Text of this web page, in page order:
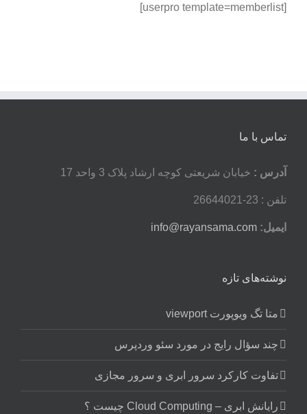
[userpro template=memberlist]
تماس با ما
آدرس : خیابان شریعتی کوچه ارشاد پلاک 3 واحد 17
تلفن : 23-26644021
ایمیل: info@rayansama.com
نوشته‌های تازه
متا تگ ویوپورت viewport
چند سؤال رایج در مورد سئو وردپرس
تفاوت کارکرد سرور ابری و سرور مجازی
رایانش ابری – Cloud Computing چیست ؟